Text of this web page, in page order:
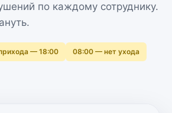
по каждому сотруднику.
— 18:00 08:00 — нет ухода